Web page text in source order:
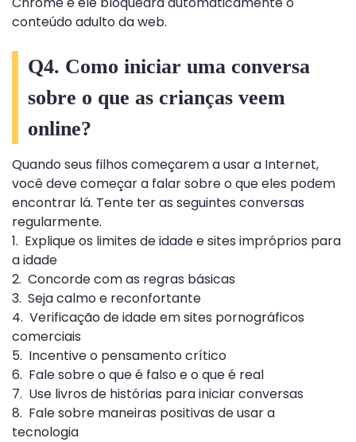
conteúdo adulto da web.
Q4. Como iniciar uma conversa
sobre o que as crianças veem
online?
Quando seus filhos começarem a usar a Internet,
você deve começar a falar sobre o que eles podem
encontrar lá. Tente ter as seguintes conversas
regularmente.
1. Explique os limites de idade e sites impróprios para
a idade
2. Concorde com as regras básicas
3. Seja calmo e reconfortante
4. Verificação de idade em sites pornográficos
comerciais
5. Incentive o pensamento crítico
6. Fale sobre o que é falso e o que é real
7. Use livros de histórias para iniciar conversas
8. Fale sobre maneiras positivas de usar a
tecnologia